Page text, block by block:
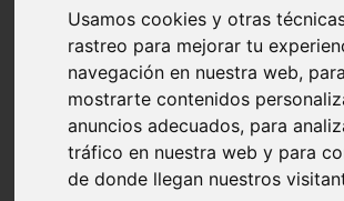
Usamos cookies y otras
rastreo para mejorar tu
navegación en nuestra web, para
mostrarte contenidos
anuncios adecuados, para
tráfico en nuestra web y para
de donde llegan nuestros
carmen
category
destinos
gijon
lanzarote
live
monumentos
naturaleza
san
tenerife